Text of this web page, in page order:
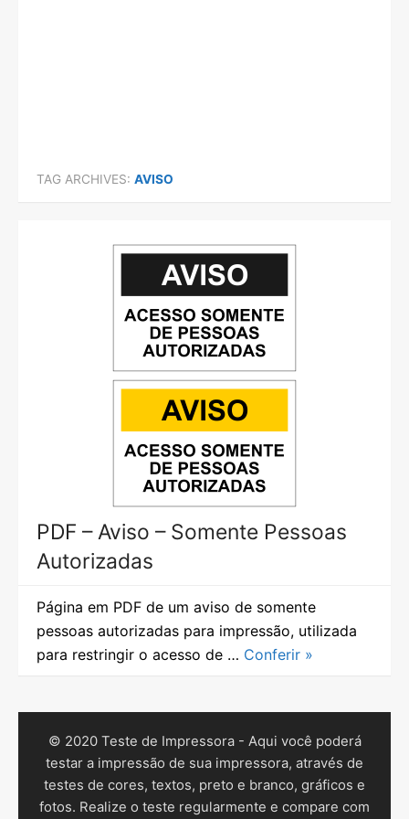
TAG ARCHIVES: AVISO
PDF – Aviso – Somente Pessoas
Autorizadas
Página em PDF de um aviso de somente
pessoas autorizadas para impressão, utilizada
para restringir o acesso de … Conferir »
© 2020 Teste de Impressora - Aqui você poderá
testar a impressão de sua impressora, através de
testes de cores, textos, preto e branco, gráficos e
fotos. Realize o teste regularmente e compare com